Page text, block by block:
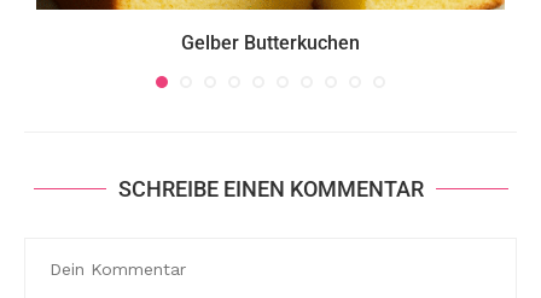
Gelber Butterkuchen
SCHREIBE EINEN KOMMENTAR